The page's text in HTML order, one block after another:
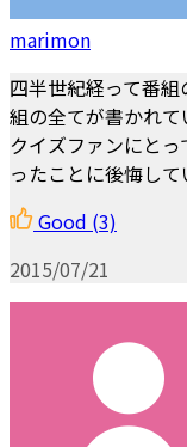
marimon
四半世紀経って番
組の全てが書かれ
クイズファンにと
ったことに後悔し
Good (3)
2015/07/21